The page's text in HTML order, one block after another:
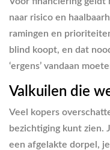
naar risico en
ramingen en
blind koopt, en dat
‘ergens’ vandaan
Valkuilen die
Veel kopers
bezichtiging kunt zien.
een afgelakte dorpel,